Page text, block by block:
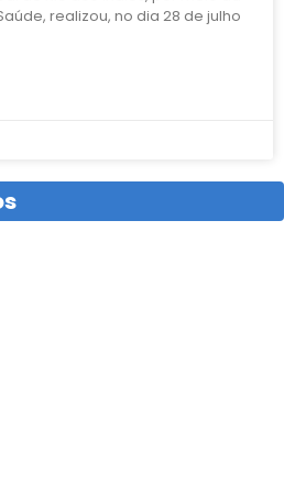
realizou, no dia 28 de julho